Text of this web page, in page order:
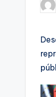
por